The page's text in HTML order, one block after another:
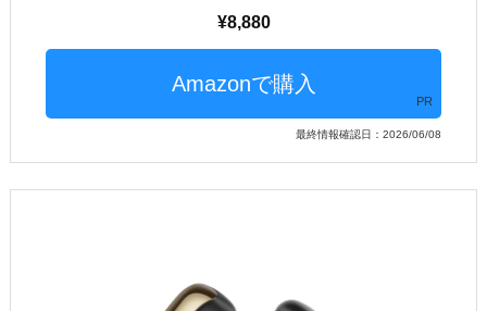
8,880
PR
最終情報確認日：2026/06/08